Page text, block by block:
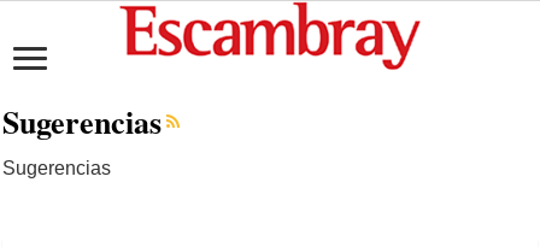
Sugerencias
Sugerencias